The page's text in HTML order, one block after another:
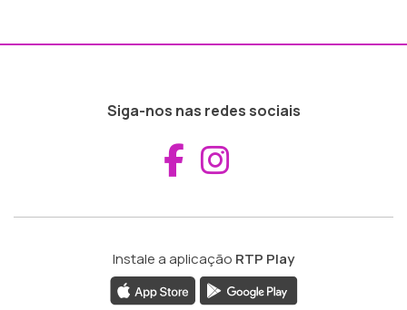
Siga-nos nas redes sociais
Aceder ao
Instale a aplicação RTP Play